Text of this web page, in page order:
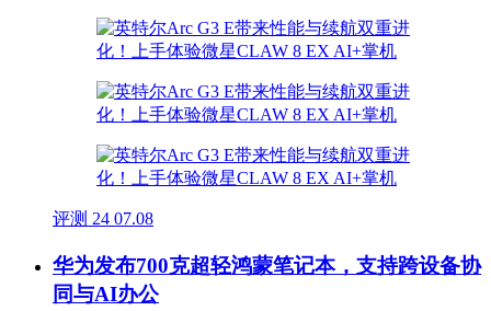
评测 24 07.08
华为发布700克超轻鸿蒙笔记本，支持跨设备协
同与AI办公